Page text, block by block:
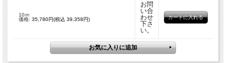
※ ポリエステル素材に転写した場合、再昇華の可能性、コテ跡がのこることがあ
※ 転写物素材のタグにある注意事項を十分把握した上でご利用ください。
※ 上記の設定は目安です。素材・プレス機、その他の環境により設定が異なりま
※ 標準刀をおすすめします。刃圧は60～70gf。
10ｍ
価格: 35,780円(税込 39,358円)
お問
い合
わせ
下さ
い。